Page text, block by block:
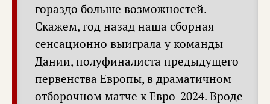
гораздо больше возможностей.
Скажем, год назад наша сборная
сенсационно выиграла у команды
Дании, полуфиналиста предыдущего
первенства Европы, в драматичном
отборочном матче к Евро-2024. Вроде